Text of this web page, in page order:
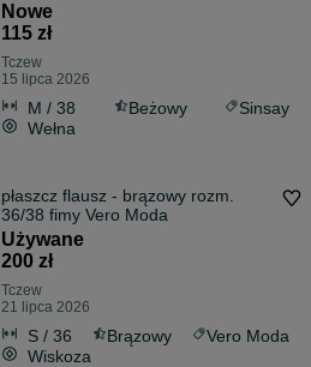
Nowe
115 zł
Tczew
15 lipca 2026
M / 38 Beżowy
Sinsay
Wełna
płaszcz flausz - brązowy rozm.
36/38 fimy Vero Moda
Używane
200 zł
Tczew
21 lipca 2026
S / 36 Brązowy
Vero Moda
Wiskoza